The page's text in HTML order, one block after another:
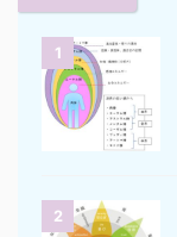
1
2